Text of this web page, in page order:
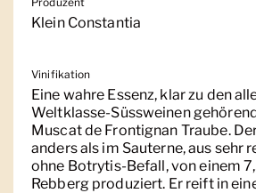
Klein Constantia
Vinifikation
Eine wahre Essenz, klar zu den
Weltklasse-Süssweinen
Muscat de Frontignan Traube.
anders als im Sauterne, aus sehr
ohne Botrytis-Befall, von einem
Rebberg produziert. Er reift in